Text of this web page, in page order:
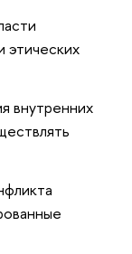
этических
внутренних